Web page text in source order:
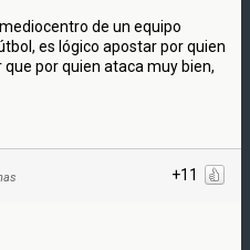
de un equipo
es lógico apostar por quien
por quien ataca muy bien,
+11